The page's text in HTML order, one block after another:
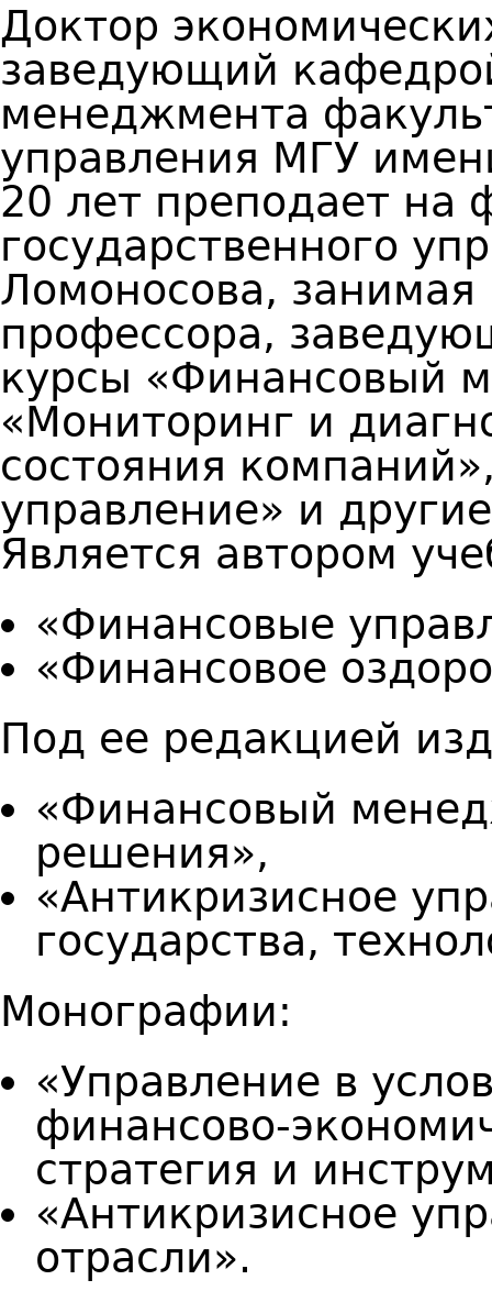
Доктор
заведующий
менеджмента
управления МГУ
20 лет преподает на
государственного
Ломоносова,
профессора,
курсы «Финансовый
«Мониторинг и
состояния
управление» и
Является автором
«Финансовые
«Финансовое
Под ее редакцией
«Финансовый
решения»,
«Антикризисное
государства,
Монографии:
«Управление в
финансово-
стратегия и
«Антикризисное
отрасли».